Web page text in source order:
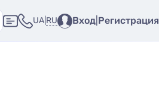
UA RU Вход Регистрация